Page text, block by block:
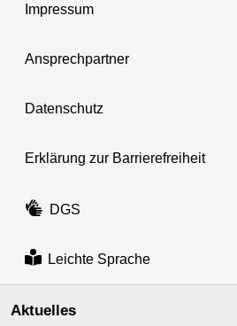
Impressum
Ansprechpartner
Datenschutz
Erklärung zur Barrierefreiheit
DGS
Leichte Sprache
Aktuelles